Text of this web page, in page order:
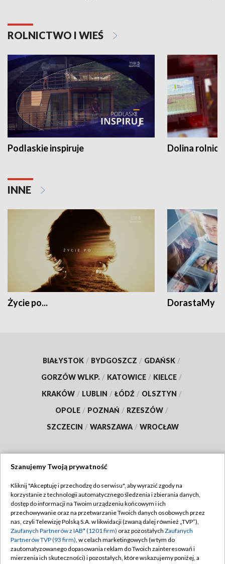
ROLNICTWO I WIEŚ
Podlaskie inspiruje Dolina
INNE
Życie po... DorastaMy
BIAŁYSTOK / BYDGOSZCZ / GDAŃSK /
GORZÓW WLKP. / KATOWICE / KIELCE /
KRAKÓW / LUBLIN / ŁÓDŹ / OLSZTYN /
OPOLE / POZNAŃ / RZESZÓW /
SZCZECIN / WARSZAWA / WROCŁAW
TVP
Abonament TVP
Emisja w TVP
Centrum informacji TVP
Naziemna Telewizja Cyfrowa
Regulamin TVP
Polityka prywatności
Moje zgody
Szanujemy Twoją prywatność
Kliknij "Akceptuję i przechodzę do serwisu", aby wyrazić zgody na
korzystanie z technologii automatycznego śledzenia i zbierania danych,
dostęp do informacji na Twoim urządzeniu końcowym i ich
przechowywanie oraz na przetwarzanie Twoich danych osobowych przez
nas, czyli Telewizję Polską S.A. w likwidacji (zwaną dalej również „TVP”),
Zaufanych Partnerów z IAB* (1201 firm) oraz pozostałych Zaufanych
Partnerów TVP (93 firm), w celach marketingowych (w tym do
zautomatyzowanego dopasowania reklam do Twoich zainteresowań i
mierzenia ich skuteczności) i pozostałych, które wskazujemy poniżej, a